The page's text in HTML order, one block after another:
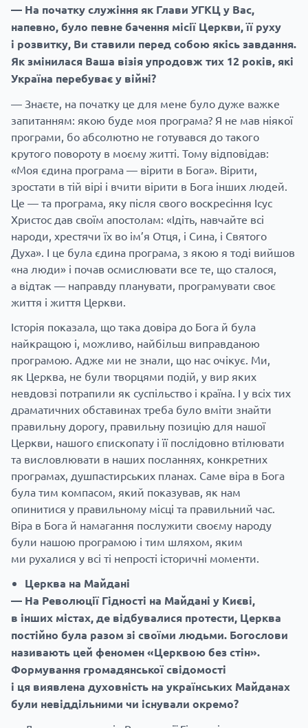
— На початку служіння як Глави УГКЦ у Вас,
напевно, було певне бачення місії Церкви, її руху
і розвитку, Ви ставили перед собою якісь завдання.
Як змінилася Ваша візія упродовж тих 12 років, які
Україна перебуває у війні?
— Знаєте, на початку це для мене було дуже важке
запитанням: якою буде моя програма? Я не мав ніякої
програми, бо абсолютно не готувався до такого
крутого повороту в моєму житті. Тому відповідав:
«Моя єдина програма — вірити в Бога». Вірити,
зростати в тій вірі і вчити вірити в Бога інших людей.
Це — та програма, яку після свого воскресіння Ісус
Христос дав своїм апостолам: «Ідіть, навчайте всі
народи, хрестячи їх во ім’я Отця, і Сина, і Святого
Духа». І це була єдина програма, з якою я тоді вийшов
«на люди» і почав осмислювати все те, що сталося,
а відтак — направду планувати, програмувати своє
життя і життя Церкви.
Історія показала, що така довіра до Бога й була
найкращою і, можливо, найбільш виправданою
програмою. Адже ми не знали, що нас очікує. Ми,
як Церква, не були творцями подій, у вир яких
невдовзі потрапили як суспільство і країна. І у всіх тих
драматичних обставинах треба було вміти знайти
правильну дорогу, правильну позицію для нашої
Церкви, нашого єпископату і її послідовно втілювати
та висловлювати в наших посланнях, конкретних
програмах, душпастирських планах. Саме віра в Бога
була тим компасом, який показував, як нам
опинитися у правильному місці та правильний час.
Віра в Бога й намагання послужити своєму народу
були нашою програмою і тим шляхом, яким
ми рухалися у всі ті непрості історичні моменти.
Церква на Майдані
— На Революції Гідності на Майдані у Києві,
в інших містах, де відбувалися протести, Церква
постійно була разом зі своїми людьми. Богослови
називають цей феномен «Церквою без стін».
Формування громадянської свідомості
і ця виявлена духовність на українських Майданах
були невіддільними чи існували окремо?